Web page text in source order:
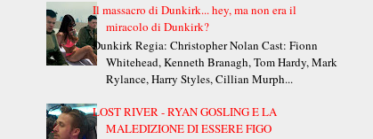
Il massacro di Dunkirk... hey, ma non era il
miracolo di Dunkirk?
Dunkirk Regia: Christopher Nolan Cast: Fionn
Whitehead, Kenneth Branagh, Tom Hardy, Mark
Rylance, Harry Styles, Cillian Murph...
LOST RIVER - RYAN GOSLING E LA
MALEDIZIONE DI ESSERE FIGO